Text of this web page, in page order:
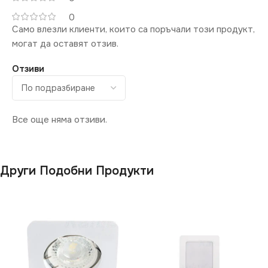
Стая ,за Дневна
Коридор, за Кухня
за Офис,за Спалня , за
Таван,за Трапезария,за
СТЕПЕН НА ЗАЩИТА
IP20
0
Отзиви
Все още няма отзиви.
Само влезли клиенти, които са поръчали този продукт,
могат да оставят отзив.
Други Подобни Продукти